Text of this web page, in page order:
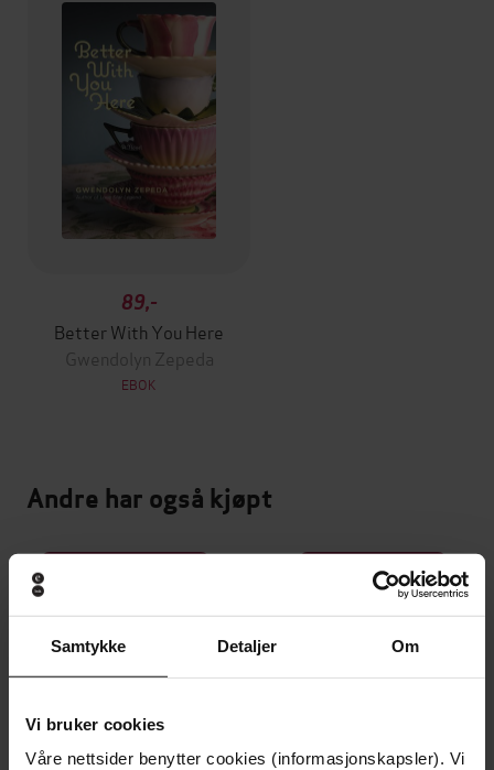
Samtykke Detaljer Om
Vi bruker cookies
Våre nettsider benytter cookies (informasjonskapsler). Vi
89,-
Better With You Here
Gwendolyn Zepeda
EBOK
Andre har også kjøpt
Første gang på tilbud